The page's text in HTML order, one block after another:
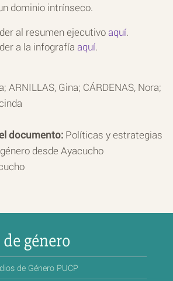
dominio intrínseco.
al resumen ejecutivo aquí.
a la infografía aquí.
ARNILLAS, Gina; CÁRDENAS, Nora;
documento: Políticas y estrategias
desde Ayacucho
género
de Género PUCP